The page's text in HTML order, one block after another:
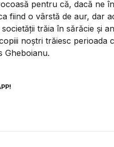
pentru că, dacă ne
fiind o vârstă de aur, dar
trăia în sărăcie și
noștri trăiesc perioada
Gheboianu.